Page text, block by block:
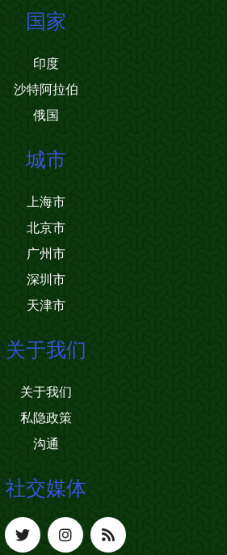
国家
印度
沙特阿拉伯
俄国
城市
上海市
北京市
广州市
深圳市
天津市
关于我们
关于我们
私隐政策
沟通
社交媒体